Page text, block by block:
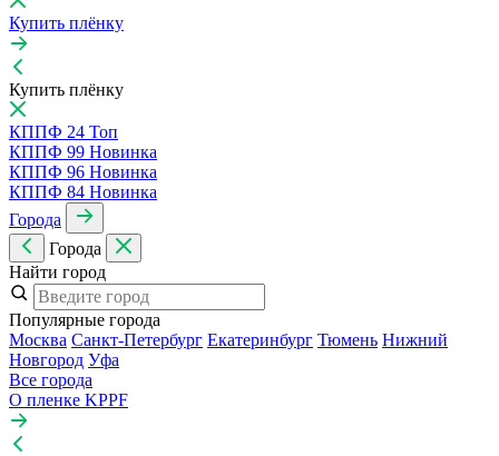
Купить плёнку
Купить плёнку
КППФ 24 Топ
КППФ 99 Новинка
КППФ 96 Новинка
КППФ 84 Новинка
Города
Города
Найти город
Популярные города
Москва Санкт-Петербур Екатеринбур Тюмень Нижний
Новгород Уфа
Все города
О пленке KPPF